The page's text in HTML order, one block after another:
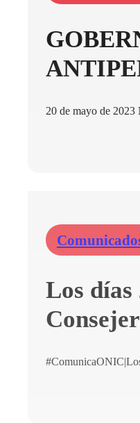
20 de mayo de 2023
Los